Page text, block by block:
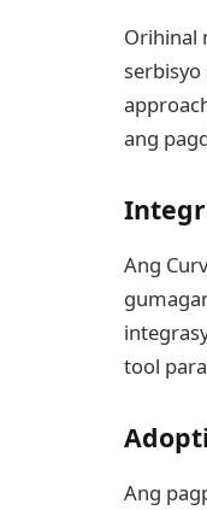
Orihinal
serbisyo
ang
Ang
tool
Ang